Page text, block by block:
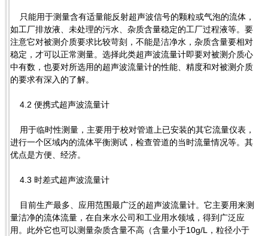
只能用于测量含有适量能反射超声波信号的颗粒或气泡的流体，
如工厂排放液、未处理的污水、杂质含量稳定的工厂过程液等。要
注意它对被测介质要求比较苛刻，不能是洁净水，杂质含量要相对
稳定，才可以正常测量。选择此类超声波流量计即要对被测介质心
中有数，也要对所选用的超声波流量计的性能、精度和对被测介质
的要求有深入的了解。
4.2 便携式超声波流量计
用于临时性测量，主要用于校对管道上已安装的其它流量仪表，
进行一个区域内的流体平衡测试，检查管道的当时流量情况等。其
优点是方便、经济。
4.3 时差式超声波流量计
目前生产最多、应用范围最广泛的超声波流量计。它主要用来测
量洁净的流体流量，在自来水公司和工业用水领域，得到广泛应
用。此外它也可以测量杂质含量不高（含量小于10g/L，粒径小于